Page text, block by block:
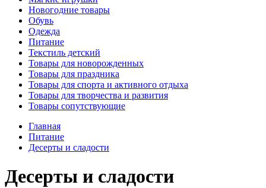
Новогодние товары
Обувь
Одежда
Питание
Текстиль детский
Товары для новорожденных
Товары для праздника
Товары для спорта и активного отдыха
Товары для творчества и развития
Товары сопутствующие
Главная
Питание
Десерты и сладости
Десерты и сладости